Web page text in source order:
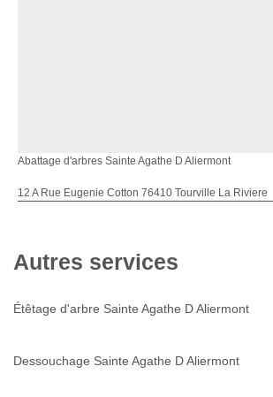
Abattage d'arbres Sainte Agathe D Aliermont
12 A Rue Eugenie Cotton 76410 Tourville La Riviere
Autres services
Étêtage d'arbre Sainte Agathe D Aliermont
Dessouchage Sainte Agathe D Aliermont